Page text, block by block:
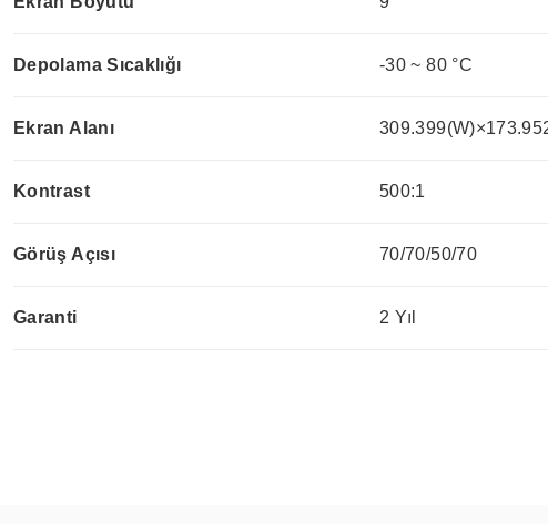
Depolama Sıcaklığı -30 ~ 80 °C
Ekran Alanı
Kontrast 500:1
Görüş Açısı 70/70/50/70
Garanti 2 Yıl